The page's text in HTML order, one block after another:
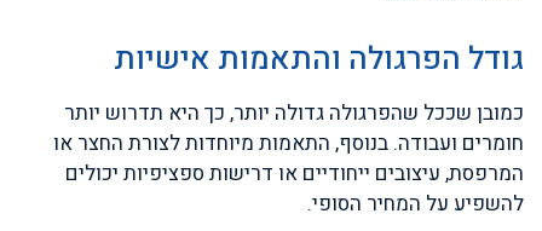
גודל הפרגולה והתאמות אישיות
כמובן שככל שהפרגולה גדולה יותר, כך היא תדרוש יותר
חומרים ועבודה. בנוסף, התאמות מיוחדות לצורת החצר או
המרפסת, עיצובים ייחודיים או דרישות ספציפיות יכולים
להשפיע על המחיר הסופי.